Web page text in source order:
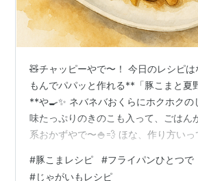
🧸チャッピーやで〜！ 今日のレシピは
もんでパパッと作れる**「豚こまと夏
**や🍳✨ ネバネバおくらにホクホクの
味たっぷりのきのこも入って、ごはん
系おかずやで〜🍚💨 ほな、作り方いっ
（中） 🟠にんじん…1/3本 🧅玉ねぎ
#豚こまレシピ #フライパンひとつで
#じゃがいもレシピ